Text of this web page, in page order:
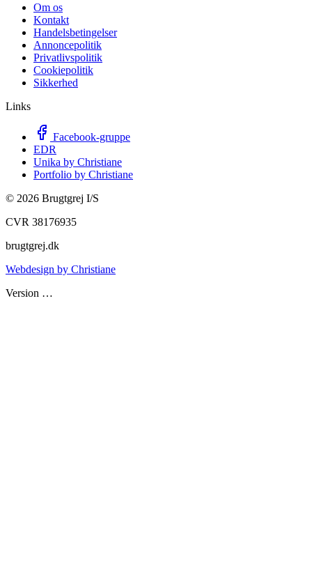
Om os
Kontakt
Handelsbetingelser
Annoncepolitik
Privatlivspolitik
Cookiepolitik
Sikkerhed
Links
Facebook-gruppe
EDR
Unika by Christiane
Portfolio by Christiane
© 2026 Brugtgrej I/S
CVR 38176935
brugtgrej.dk
Webdesign by Christiane
Version …